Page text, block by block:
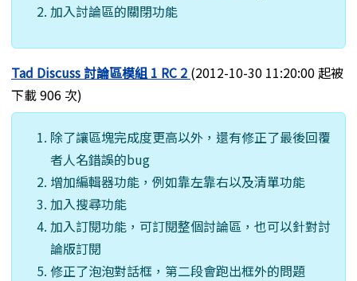
加入討論區的關閉功能
Tad Discuss 討論區模組 1 RC 2 (2012-10-30 11:20:00 起被
下載 906 次)
除了讓區塊完成度更高以外，還有修正了最後回覆
者人名錯誤的bug
增加編輯器功能，例如靠左靠右以及清單功能
加入搜尋功能
加入訂閱功能，可訂閱整個討論區，也可以針對討
論版訂閱
修正了泡泡對話框，第二段會跑出框外的問題